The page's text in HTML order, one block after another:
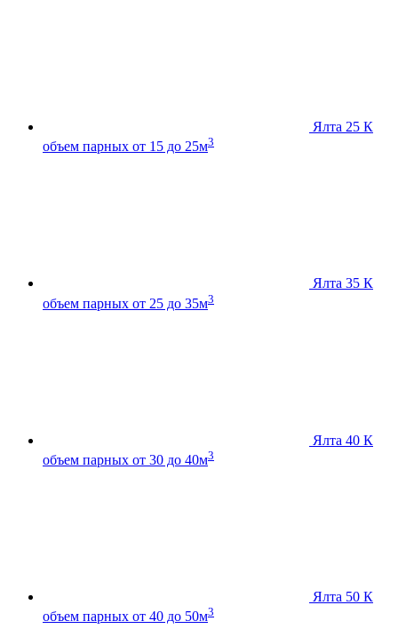
Ялта 25 К
объем парных от 15 до 25м3
Ялта 35 К
объем парных от 25 до 35м3
Ялта 40 К
объем парных от 30 до 40м3
Ялта 50 К
объем парных от 40 до 50м3